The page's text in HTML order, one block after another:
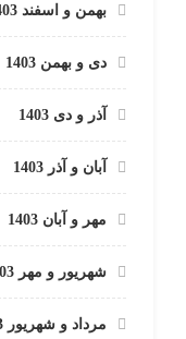
بهمن و اسفند 1403
دی و بهمن 1403
آذر و دی 1403
آبان و آذر 1403
مهر و آبان 1403
شهریور و مهر 1403
مرداد و شهریور 1403